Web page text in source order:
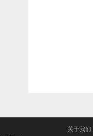
关于我们